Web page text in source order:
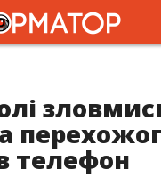
телефон